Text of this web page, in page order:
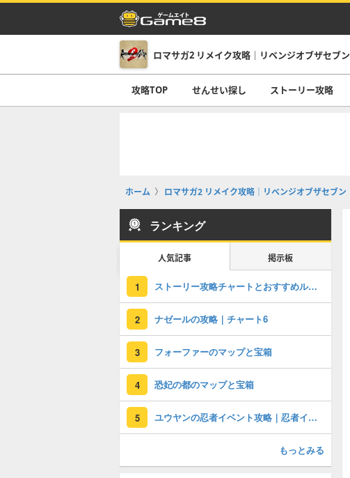
ロマサガ2 リメイク攻略｜リベンジオブザセブン
攻略TOP せんせい探し ストーリー攻略
ホーム ロマサガ2 リメイク攻略｜リベンジオブザセブン
ランキング
人気記事 掲示板
1 ストーリー攻略チャートとおすすめルート
2 ナゼールの攻略｜チャート6
3 フォーファーのマップと宝箱
4 恐妃の都のマップと宝箱
5 ユウヤンの忍者イベント攻略｜忍者イベント
もっとみる